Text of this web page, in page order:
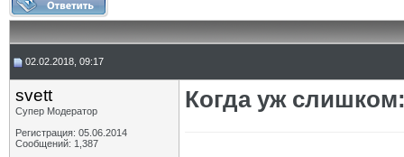
02.02.2018, 09:17
svett
Супер Модератор
Регистрация: 05.06.2014
Сообщений: 1,387
Когда уж